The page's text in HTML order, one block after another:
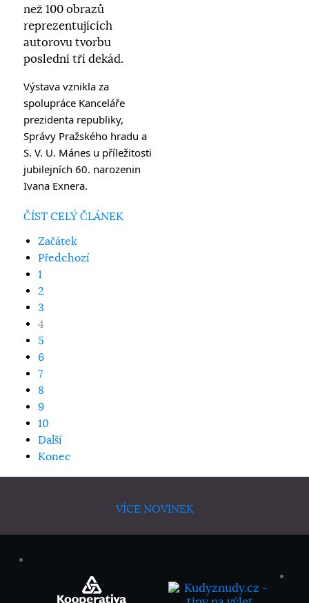
než 100 obrazů
reprezentujících
autorovu tvorbu
poslední tří dekád.
Výstava vznikla za
spolupráce Kanceláře
prezidenta republiky,
Správy Pražského hradu a
S. V. U. Mánes u příležitosti
jubilejních 60. narozenin
Ivana Exnera.
ČÍST CELÝ ČLÁNEK
Začátek
Předchozí
1
2
3
4
5
6
7
8
9
10
Další
Konec
VÍCE NOVINEK